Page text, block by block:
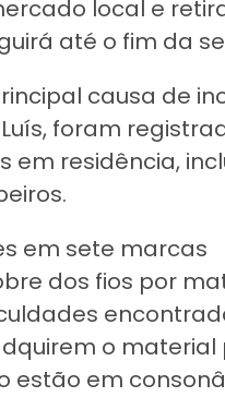
local e
até o fim da
causa de
foram
em residência,
em sete marcas
dos fios por
o material
estão em